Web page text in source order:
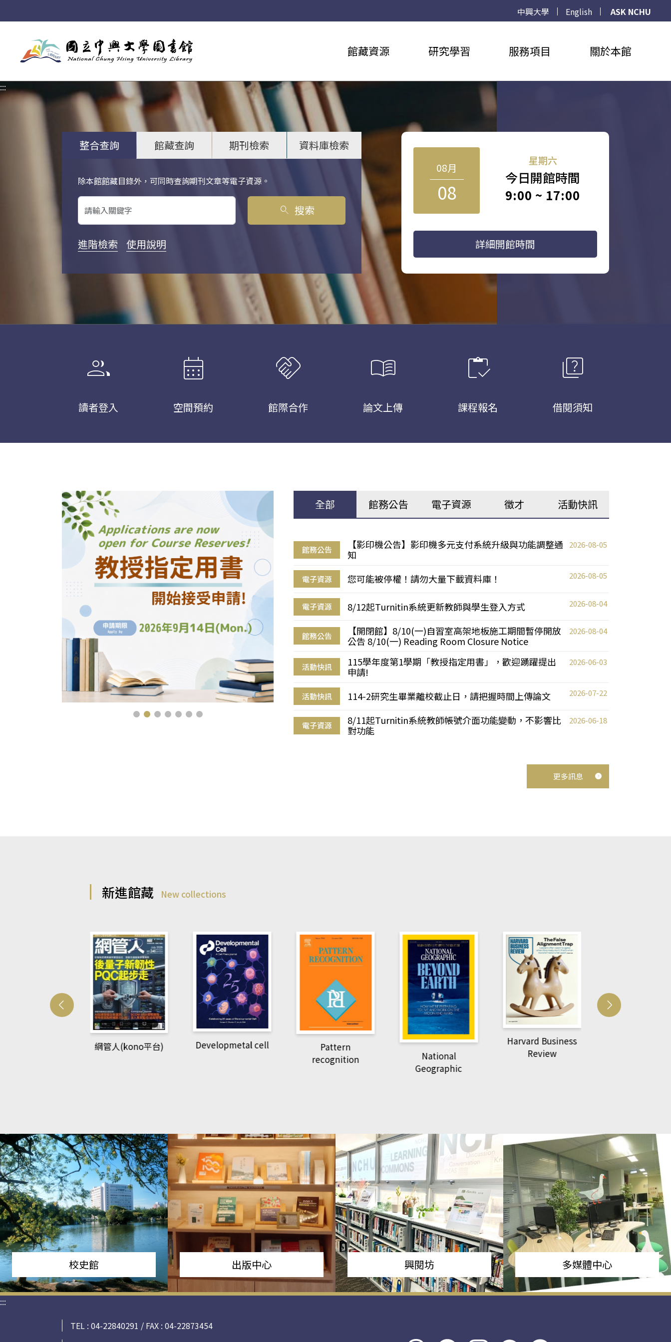
中興大學 English
ASK NCHU
館藏資源 研究學習 服務項目 關於本館
:::
整合查詢 館藏查詢 期刊檢索 資料庫檢索
除本館館藏目錄外，可同時查詢期刊文章等電子資源。
關鍵字搜尋
search 搜索
進階檢索 使用說明
08月
08
星期六
今日開館時間
9:00 ~ 17:00
詳細開館時間
group
讀者登入
calendar_month
空間預約
handshake
館際合作
menu_book
論文上傳
inventory
課程報名
quiz
借閱須知
全部 館務公告 電子資源 徵才 活動快訊
館務公告
【影印機公告】影印機多元支付系統升級與功能調整通
知
2026-08-05
電子資源 您可能被停權！請勿大量下載資料庫！ 2026-08-05
電子資源 8/12起Turnitin系統更新教師與學生登入方式 2026-08-04
館務公告
【開閉館】8/10(一)自習室高架地板施工期間暫停開放
公告 8/10(一) Reading Room Closure Notice
2026-08-04
活動快訊
115學年度第1學期「教授指定用書」，歡迎踴躍提出
申請!
2026-06-03
活動快訊 114-2研究生畢業離校截止日，請把握時間上傳論文 2026-07-22
電子資源
8/11起Turnitin系統教師帳號介面功能變動，不影響比
對功能
2026-06-18
更多訊息
新進館藏 New collections
Developmetal cell
Pattern
National
Geographic
Harvard Business
Review
萌動力一頁漫畫學生
校史館 出版中心 興閱坊 多媒體中心
:::
TEL : 04-22840291 / FAX : 04-22873454